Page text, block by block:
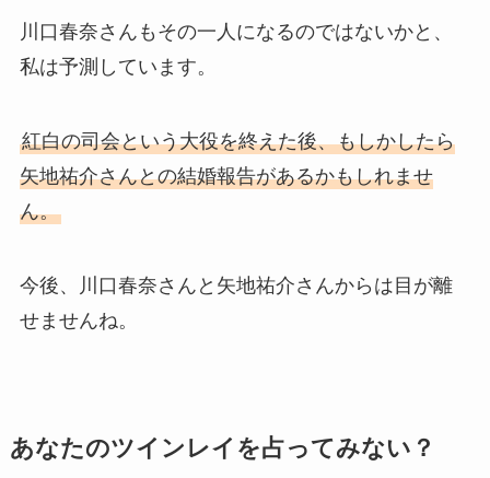
川口春奈さんもその一人になるのではないかと、
私は予測しています。
紅白の司会という大役を終えた後、もしかしたら
矢地祐介さんとの結婚報告があるかもしれませ
ん。
今後、川口春奈さんと矢地祐介さんからは目が離
せませんね。
あなたのツインレイを占ってみない？